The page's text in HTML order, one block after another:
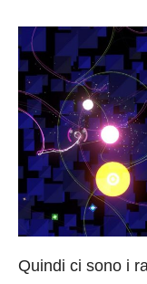
Quindi ci sono i